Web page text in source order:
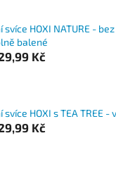
svíce HOXI NATURE -
balené
Kč
svíce HOXI s TEA TREE
Kč